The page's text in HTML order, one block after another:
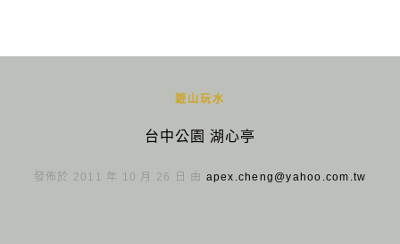
遊山玩水
台中公園 湖心亭
發佈於 2011 年 10 月 26 日 由 apex.cheng@yahoo.com.tw